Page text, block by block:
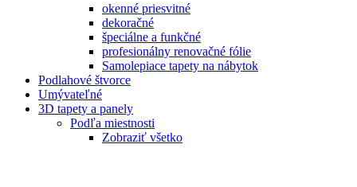
okenné priesvitné
dekoračné
špeciálne a funkčné
profesionálny renovačné fólie
Samolepiace tapety na nábytok
Podlahové štvorce
Umývateľné
3D tapety a panely
Podľa miestnosti
Zobraziť všetko